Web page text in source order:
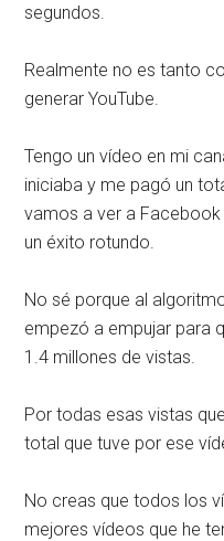
segundos.
Realmente no es tanto
generar YouTube.
Tengo un vídeo en mi
iniciaba y me pagó un
vamos a ver a
un éxito rotundo.
No sé porque al
empezó a empujar para
1.4 millones de vistas.
Por todas esas vistas
total que tuve por ese
No creas que todos los
mejores vídeos que he